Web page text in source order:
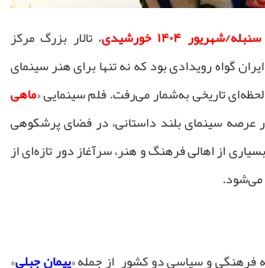
۱۴۰۴ خورشیدی
، تالار بزرگ مرکز
گواه رویدادی بود که نه تنها برای هنر سینمای
تاریخی به‌شمار می‌رفت. فلم سینمایی «ماهی
عرصه سینمای بلند داستانی، در فضای پرشکوهی
از اهالی فرهنگ و هنر، سرآغاز دور تازه‌ای از
می‌شود.
و سیاسی دو کشور از جمله «پیمان جبلی»